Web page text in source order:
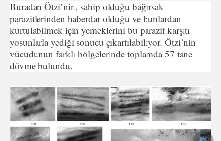
Buradan Ötzi’nin, sahip olduğu bağırsak
parazitlerinden haberdar olduğu ve bunlardan
kurtulabilmek için yemeklerini bu parazit karşıtı
yosunlarla yediği sonucu çıkartılabiliyor. Ötzi’nin
vücudunun farklı bölgelerinde toplamda 57 tane
dövme bulundu.